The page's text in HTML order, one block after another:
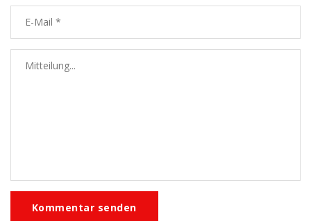
Kommentar senden